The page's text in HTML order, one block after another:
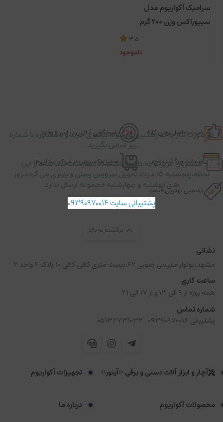
سرامیک آکواریوم مدل
سیپوراکس وزن 200 گرم
3.5
ناموجود
ضمانت اصل بودن کالا پاسخگویی آنلاین در اسرع وقت
ضمانت بازگشت وجه تحویل اکسپرس در مراکز استان ها
تضمین بهترین قیمت
برگشت به بالا
نشانی
مشهد،بولوار طبرسی جنوبی 62،بیست متری کافی،کافی 10 پلاک 4 واحد 2
ساعت کاری
همه روزه از 9 الی 13 و از 17 الی 21
شماره تماس
پشتیبانی 09390970014
05132731032
آچار و ابزار آلات دستی و برقی <<آینور>> تجهیزات آکواریوم
محصولات آکواریوم درباره ما
در صورت نیاز به کد رهگیری مرسوله،پیگیری خرید و یا مشاوره با شماره
زیر تماس بگیرید.
مشتریان عزیز توجه داشته باشند که سفارشات ثبت شده از این
لحظه،پنجشنبه ۱۵ مرداد تحویل سرویس پستی و باربری می گردد،روز
های دوشنبه و چهارشنبه مجموعه ارسال ندارد.
پشتیبانی سایت 09390970014